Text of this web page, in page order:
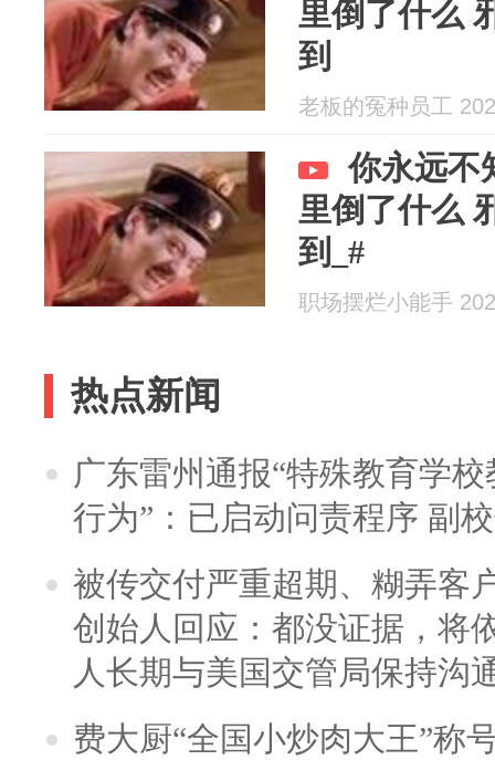
里倒了什么
到
老板的冤种员工
你永远不
里倒了什么
到_#
职场摆烂小能手
热点新闻
广东雷州通报“特殊教育学
行为”：已启动问责程序 副
被传交付严重超期、糊弄客
创始人回应：都没证据，将
人长期与美国交管局保持沟
费大厨“全国小炒肉大王”称